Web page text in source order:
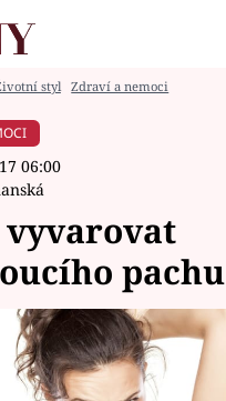
Zrádci
styl Zdraví a nemoci
06:00
vyvarovat
pachu